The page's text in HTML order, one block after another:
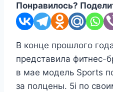
Понравилось?
В конце прошлого
представила фитнес-
в мае модель Sports
за полцены. 5i по